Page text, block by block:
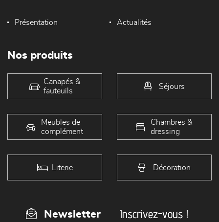
Présentation Actualités
Nos produits
Canapés &
fauteuils
Séjours
Meubles de
complément
Chambres &
dressing
Literie Décoration
Newsletter Inscrivez-vous !